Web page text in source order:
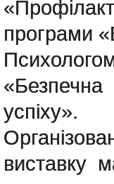
програми
успіху».
виставку